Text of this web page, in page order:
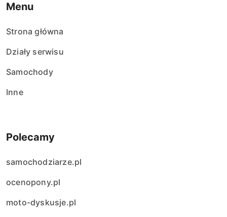
Menu
Strona główna
Działy serwisu
Samochody
Inne
Polecamy
samochodziarze.pl
ocenopony.pl
moto-dyskusje.pl